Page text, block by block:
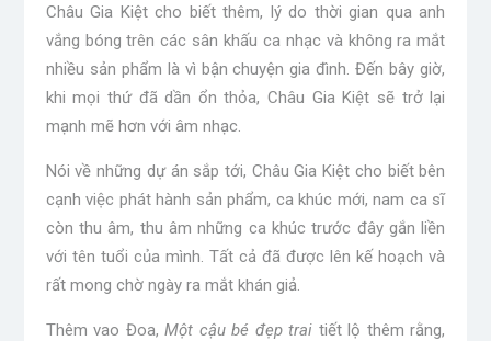
Châu Gia Kiệt cho biết thêm, lý do thời gian qua anh
vắng bóng trên các sân khấu ca nhạc và không ra mắt
nhiều sản phẩm là vì bận chuyện gia đình. Đến bây giờ,
khi mọi thứ đã dần ổn thỏa, Châu Gia Kiệt sẽ trở lại
mạnh mẽ hơn với âm nhạc.
Nói về những dự án sắp tới, Châu Gia Kiệt cho biết bên
cạnh việc phát hành sản phẩm, ca khúc mới, nam ca sĩ
còn thu âm, thu âm những ca khúc trước đây gắn liền
với tên tuổi của mình. Tất cả đã được lên kế hoạch và
rất mong chờ ngày ra mắt khán giả.
Thêm vao Đoa,Một cậu bé đẹp trai tiết lộ thêm rằng,